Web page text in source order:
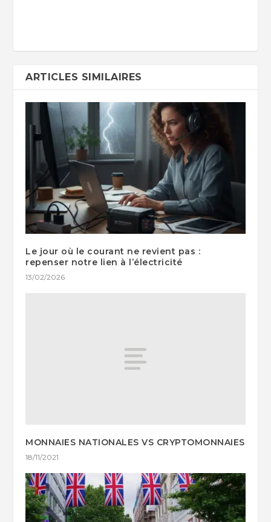
ARTICLES SIMILAIRES
Le jour où le courant ne revient pas :
repenser notre lien à l’électricité
13/02/2026
MONNAIES NATIONALES VS CRYPTOMONNAIES
18/11/2021